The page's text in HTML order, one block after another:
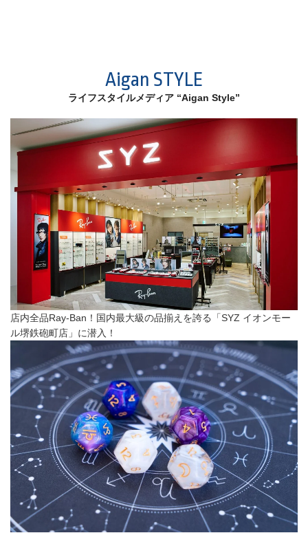
Aigan STYLE
ライフスタイルメディア “Aigan Style”
店内全品Ray-Ban！国内最大級の品揃えを誇る「SYZ イオンモー
ル堺鉄砲町店」に潜入！